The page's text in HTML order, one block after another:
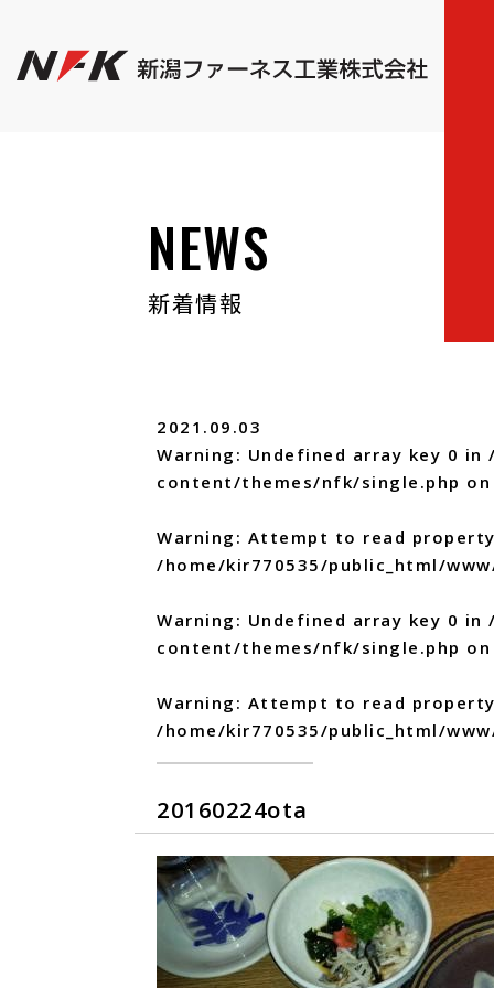
NEWS
新着情報
2021.09.03
Warning : Undefined array key 0 in
content/themes/nfk/single.php
Warning : Attempt to read
/home/kir770535/public_html/
Warning : Undefined array key 0 in
content/themes/nfk/single.php
Warning : Attempt to read
/home/kir770535/public_html/
20160224ota